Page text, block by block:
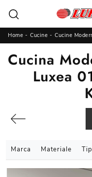
Home - Cucine - Cucine
Cucina
Luxea
Marca Materiale